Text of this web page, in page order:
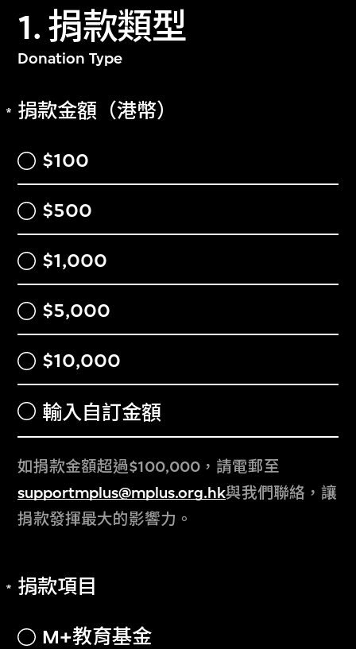
負責監管西九文化區包括M+的籌款及相關活
動。基金會認可的慈善捐款達港幣100元以
上，可在報稅時申請稅務扣除。如對於你的捐
supportmplus@mplus.org.hk
1. 捐款類型
Donation Type
捐款金額（港幣）
$100
$500
$1,000
$5,000
$10,000
如捐款金額超過$100,000，請電郵至
supportmplus@mplus.org.hk與我們聯絡，讓
捐款發揮最大的影響力。
捐款項目
M+教育基金